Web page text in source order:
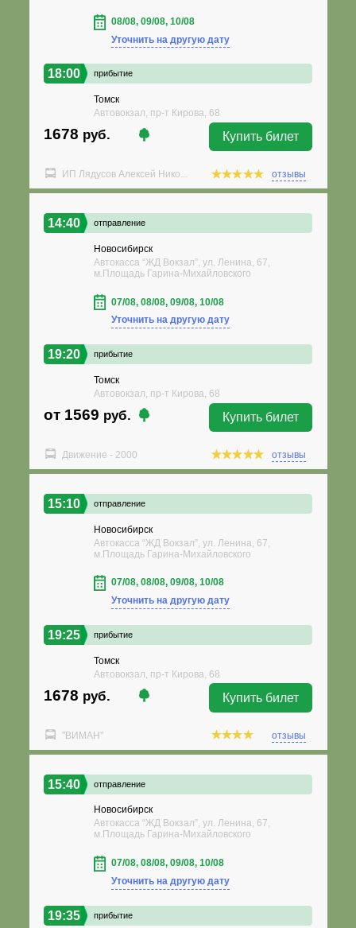
08/08, 09/08, 10/08
Уточнить на другую дату
18:00 прибытие
Томск
Автовокзал, пр-т Кирова, 68
1678 руб. Купить билет
ИП Лядусов Алексей Нико... отзывы
14:40 отправление
Новосибирск
Автокасса “ЖД Вокзал”, ул. Ленина, 67,
м.Площадь Гарина-Михайловского
07/08, 08/08, 09/08, 10/08
Уточнить на другую дату
19:20 прибытие
Томск
Автовокзал, пр-т Кирова, 68
от 1569 руб. Купить билет
Движение - 2000 отзывы
15:10 отправление
Новосибирск
Автокасса “ЖД Вокзал”, ул. Ленина, 67,
м.Площадь Гарина-Михайловского
07/08, 08/08, 09/08, 10/08
Уточнить на другую дату
19:25 прибытие
Томск
Автовокзал, пр-т Кирова, 68
1678 руб. Купить билет
"ВИМАН" отзывы
15:40 отправление
Новосибирск
Автокасса “ЖД Вокзал”, ул. Ленина, 67,
м.Площадь Гарина-Михайловского
07/08, 08/08, 09/08, 10/08
Уточнить на другую дату
19:35 прибытие